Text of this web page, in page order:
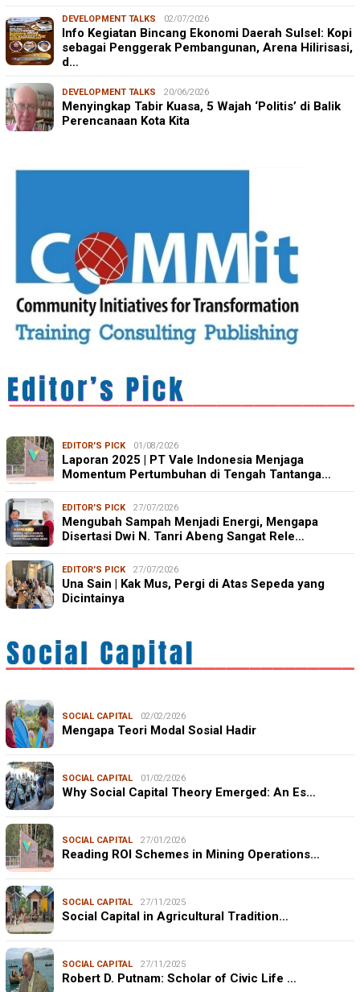
DEVELOPMENT TALKS 02/07/2026
Info Kegiatan Bincang Ekonomi Daerah Sulsel: Kopi
sebagai Penggerak Pembangunan, Arena Hilirisasi,
d…
DEVELOPMENT TALKS 20/06/2026
Menyingkap Tabir Kuasa, 5 Wajah ‘Politis’ di Balik
Perencanaan Kota Kita
EDITOR'S PICK 01/08/2026
Laporan 2025 | PT Vale Indonesia Menjaga
Momentum Pertumbuhan di Tengah Tantanga…
EDITOR'S PICK 27/07/2026
Mengubah Sampah Menjadi Energi, Mengapa
Disertasi Dwi N. Tanri Abeng Sangat Rele…
EDITOR'S PICK 27/07/2026
Una Sain | Kak Mus, Pergi di Atas Sepeda yang
Dicintainya
SOCIAL CAPITAL 02/02/2026
Mengapa Teori Modal Sosial Hadir
SOCIAL CAPITAL 01/02/2026
Why Social Capital Theory Emerged: An Es…
SOCIAL CAPITAL 27/01/2026
Reading ROI Schemes in Mining Operations…
SOCIAL CAPITAL 27/11/2025
Social Capital in Agricultural Tradition…
SOCIAL CAPITAL 27/11/2025
Robert D. Putnam: Scholar of Civic Life …